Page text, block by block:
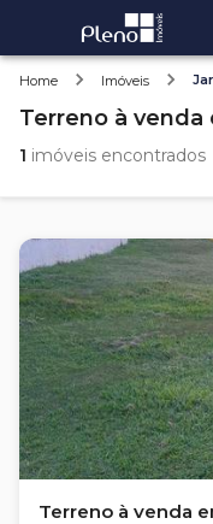
Home Imóveis
Terreno à venda
1 imóveis encontrados
Terreno à venda